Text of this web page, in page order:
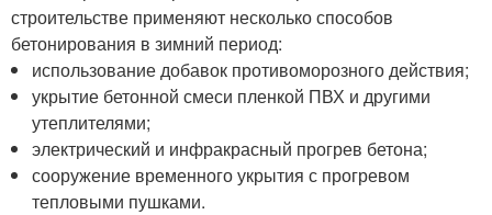
строительстве применяют несколько способов
бетонирования в зимний период:
использование добавок противоморозного действия;
укрытие бетонной смеси пленкой ПВХ и другими
утеплителями;
электрический и инфракрасный прогрев бетона;
сооружение временного укрытия с прогревом
тепловыми пушками.